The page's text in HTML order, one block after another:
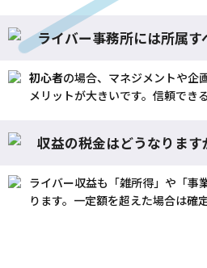
ライバー事務所には所属す
初心者の場合、マネジメントや企
メリットが大きいです。信頼でき
収益の税金はどうなります
ライバー収益も「雑所得」や「事
ります。一定額を超えた場合は確